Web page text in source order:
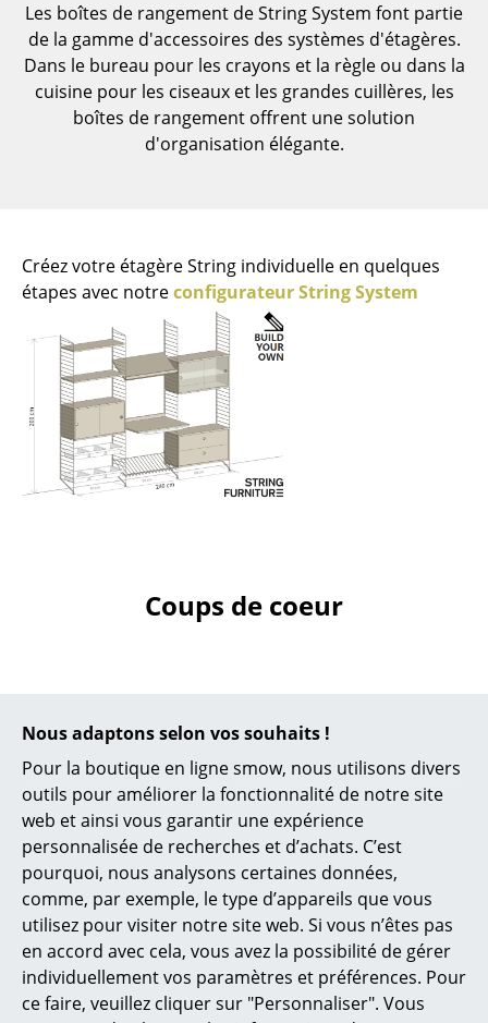
Nous adaptons selon vos souhaits !
Pour la boutique en ligne smow, nous utilisons divers
outils pour améliorer la fonctionnalité de notre site
web et ainsi vous garantir une expérience
personnalisée de recherches et d’achats. C’est
pourquoi, nous analysons certaines données,
comme, par exemple, le type d’appareils que vous
utilisez pour visiter notre site web. Si vous n’êtes pas
en accord avec cela, vous avez la possibilité de gérer
individuellement vos paramètres et préférences. Pour
ce faire, veuillez cliquer sur "Personnaliser". Vous
Chariots & Dessertes
Pièces détachées
... voir toutes les tables
Étagères murales
Buffets & Commodes
Meubles TV
Caissons roulants et Meubles d’appoint
Meubles de bar
Pièces détachées
Suspensions & Plafonniers
Lampes de table
Lampes de bureau
Lampadaires et Liseuses
Lampes de sol
Appliques murales
Luminaires d’extérieur
Les boîtes de rangement de String System font partie
de la gamme d'accessoires des systèmes d'étagères.
Dans le bureau pour les crayons et la règle ou dans la
cuisine pour les ciseaux et les grandes cuillères, les
boîtes de rangement offrent une solution
d'organisation élégante.
Créez votre étagère String individuelle en quelques
étapes avec notreconfigurateur String System
Coups de coeur
String Furniture
String System
Organizers, Noir
CHF 63.00
1 x en stock, livraison sous
2-3 jours ouvrables (pays
String Furniture
String System
Organizers, Beige
CHF 63.00
Disponible sous 3-4
semaines